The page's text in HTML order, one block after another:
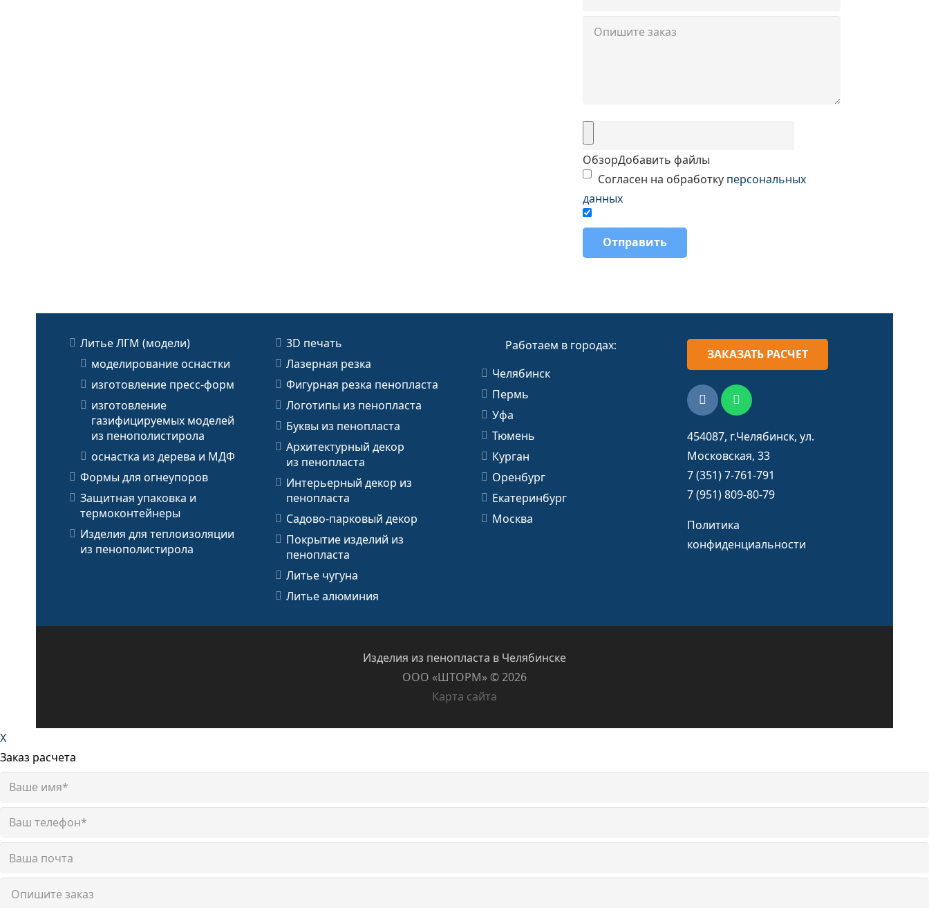
ОбзорДобавить файлы
Согласен на обработку персональных
данных
Литье ЛГМ (модели)
моделирование оснастки
изготовление пресс-форм
изготовление
газифицируемых моделей
из пенополистирола
оснастка из дерева и МДФ
Формы для огнеупоров
Защитная упаковка и
термоконтейнеры
Изделия для теплоизоляции
из пенополистирола
3D печать
Лазерная резка
Фигурная резка пенопласта
Логотипы из пенопласта
Буквы из пенопласта
Архитектурный декор
из пенопласта
Интерьерный декор из
пенопласта
Садово-парковый декор
Покрытие изделий из
пенопласта
Литье чугуна
Литье алюминия
Работаем в городах:
Челябинск
Пермь
Уфа
Тюмень
Курган
Оренбург
Екатеринбург
Москва
ЗАКАЗАТЬ РАСЧЕТ
454087, г.Челябинск, ул.
Московская, 33
7 (351) 7-761-791
7 (951) 809-80-79
Политика
конфиденциальности
Изделия из пенопласта в Челябинске
ООО «ШТОРМ» ©️ 2026
Карта сайта
X
Заказ расчета